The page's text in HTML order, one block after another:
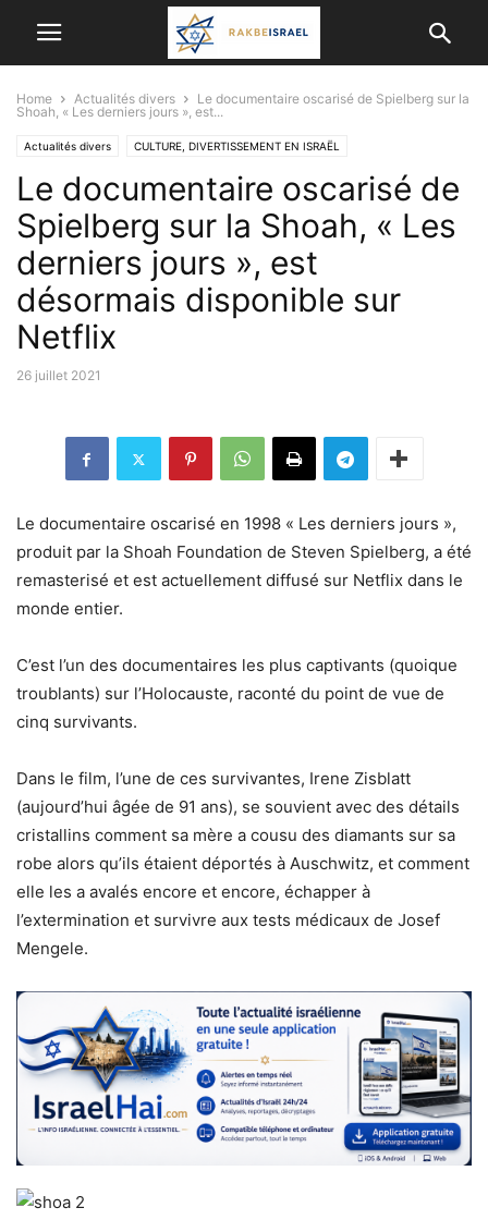
Home Actualités divers
Le documentaire oscarisé de Spielberg sur la
Shoah, « Les derniers jours », est...
Actualités divers CULTURE, DIVERTISSEMENT EN ISRAËL
VALEURS DE L'ETAT JUIF
Le documentaire oscarisé de
Spielberg sur la Shoah, « Les
derniers jours », est
désormais disponible sur
Netflix
26 juillet 2021
Le documentaire oscarisé en 1998 « Les derniers jours »,
produit par la Shoah Foundation de Steven Spielberg, a été
remasterisé et est actuellement diffusé sur Netflix dans le
monde entier.
C’est l’un des documentaires les plus captivants (quoique
troublants) sur l’Holocauste, raconté du point de vue de
cinq survivants.
Dans le film, l’une de ces survivantes, Irene Zisblatt
(aujourd’hui âgée de 91 ans), se souvient avec des détails
cristallins comment sa mère a cousu des diamants sur sa
robe alors qu’ils étaient déportés à Auschwitz, et comment
elle les a avalés encore et encore, échapper à
l’extermination et survivre aux tests médicaux de Josef
Mengele.